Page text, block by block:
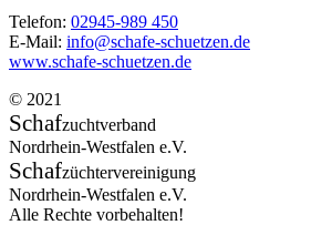
Telefon: 02945-989 450
E-Mail: info@schafe-schuetzen.de
www.schafe-schuetzen.de
© 2021
Schafzuchtverband
Nordrhein-Westfalen e.V.
Schafzüchtervereinigung
Nordrhein-Westfalen e.V.
Alle Rechte vorbehalten!